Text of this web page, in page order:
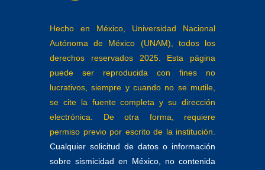
Hecho en México, Universidad Nacional
Autónoma de México (UNAM), todos los
derechos reservados 2025. Esta página
puede ser reproducida con fines no
lucrativos, siempre y cuando no se mutile,
se cite la fuente completa y su dirección
electrónica. De otra forma, requiere
permiso previo por escrito de la institución.
Cualquier solicitud de datos o información
sobre sismicidad en México, no contenida